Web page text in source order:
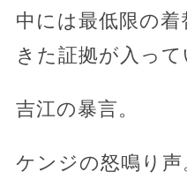
中には最低限の
きた証拠が入って
吉江の暴言。
ケンジの怒鳴り声